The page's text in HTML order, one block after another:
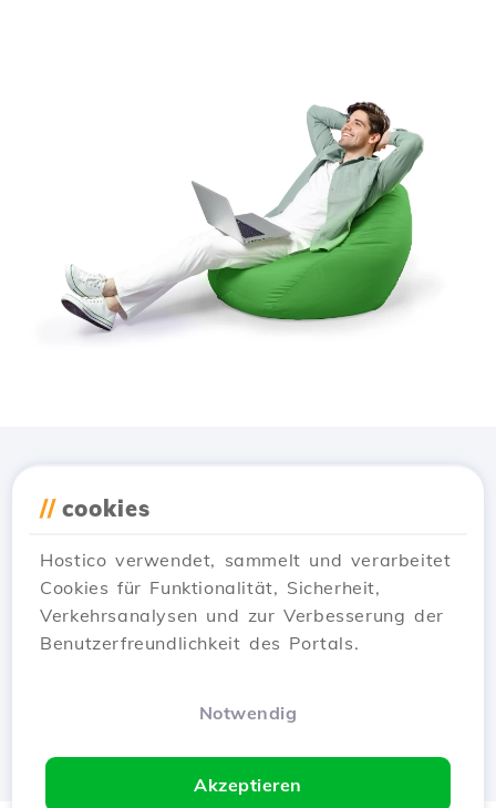
// cookies
Hostico verwendet, sammelt und verarbeitet
Cookies für Funktionalität, Sicherheit,
Verkehrsanalysen und zur Verbesserung der
Benutzerfreundlichkeit des Portals.
Notwendig
Akzeptieren